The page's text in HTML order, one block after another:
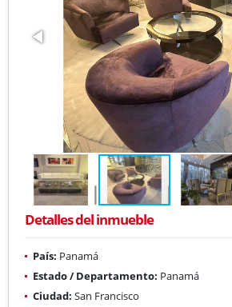
Detalles del inmueble
País: Panamá
Estado / Departamento: Panamá
Ciudad: San Francisco